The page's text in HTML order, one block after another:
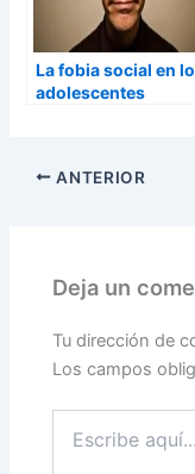
La fobia social en
adolescentes
ANTERIOR
Deja un
Tu dirección de
Los campos
aquí...